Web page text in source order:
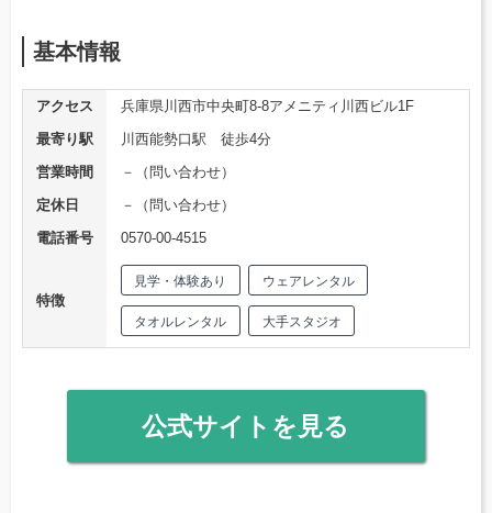
基本情報
アクセス
兵庫県川西市中央町8-8アメニティ川西ビル1F
最寄り駅
川西能勢口駅 徒歩4分
営業時間
－（問い合わせ）
定休日
－（問い合わせ）
電話番号
0570-00-4515
特徴
見学・体験あり ウェアレンタル
タオルレンタル 大手スタジオ
公式サイトを見る